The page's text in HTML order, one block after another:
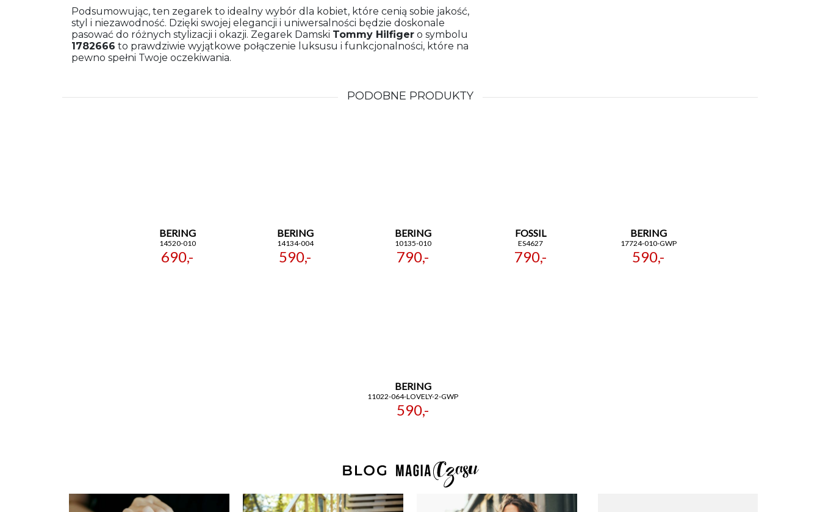
Podsumowując, ten zegarek to idealny wybór dla kobiet, które cenią sobie jakość,
styl i niezawodność. Dzięki swojej elegancji i uniwersalności będzie doskonale
pasować do różnych stylizacji i okazji. Zegarek Damski Tommy Hilfiger o symbolu
1782666 to prawdziwie wyjątkowe połączenie luksusu i funkcjonalności, które na
pewno spełni Twoje oczekiwania.
PODOBNE PRODUKTY
BERING
14520-010
690,-
BERING
14134-004
590,-
BERING
10135-010
790,-
FOSSIL
ES4627
790,-
BERING
17724-010-GWP
590,-
BERING
11022-064-LOVELY-2-GWP
590,-